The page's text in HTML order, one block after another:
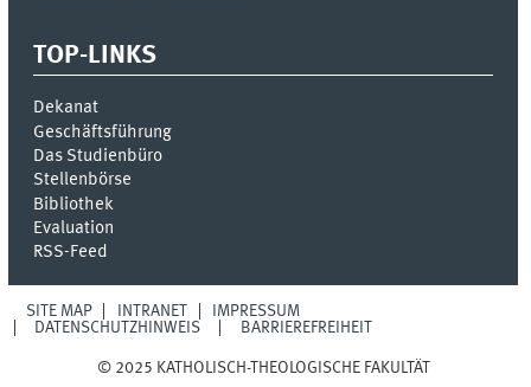
TOP-LINKS
Dekanat
Geschäftsführung
Das Studienbüro
Stellenbörse
Bibliothek
Evaluation
RSS-Feed
SITE MAP INTRANET
IMPRESSUM
DATENSCHUTZHINWEIS
BARRIEREFREIHEIT
© 2025 KATHOLISCH-THEOLOGISCHE FAKULTÄT